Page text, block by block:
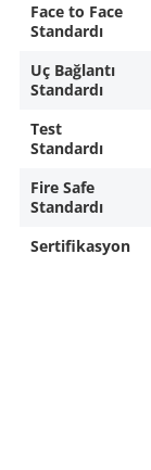
Face to Face
Standardı
Uç Bağlantı
Standardı
Test
Standardı
Fire Safe
Standardı
Sertifikasyon